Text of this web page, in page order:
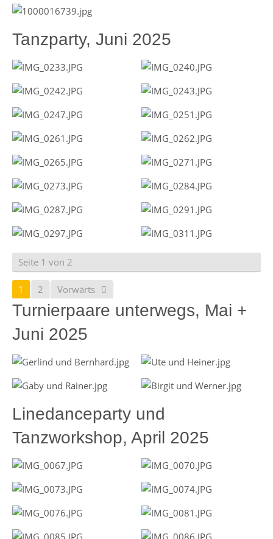
Tanzparty, Juni 2025
Seite 1 von 2
1 2 Vorwärts
Turnierpaare unterwegs, Mai +
Juni 2025
Linedanceparty und
Tanzworkshop, April 2025